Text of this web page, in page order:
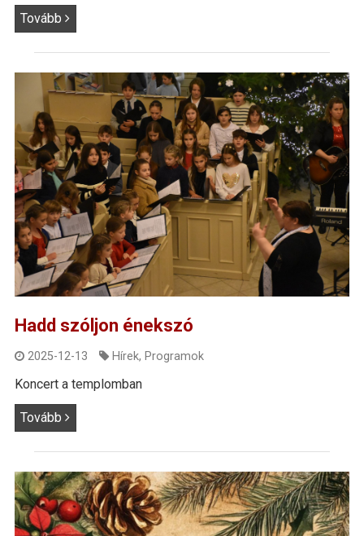
Tovább
Hadd szóljon énekszó
2025-12-13 Hírek, Programok
Koncert a templomban
Tovább